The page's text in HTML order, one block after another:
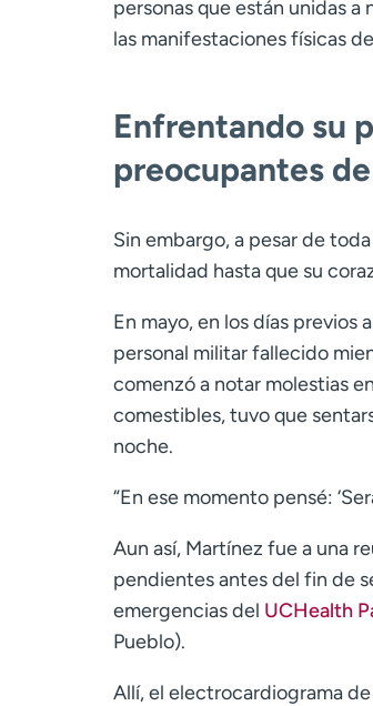
personas que están unidas
las manifestaciones físicas
Enfrentando su
preocupantes
Sin embargo, a pesar de
mortalidad hasta que su
En mayo, en los días previos
personal militar fallecido
comenzó a notar molestias
comestibles, tuvo que
noche.
“En ese momento pensé:
Aun así, Martínez fue a una
pendientes antes del fin de
emergencias del UCHealth
Pueblo).
Allí, el electrocardiograma